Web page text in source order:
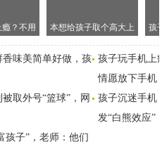
？不用
招，让孩
下手机
本想给孩子取个高大上
名字，没到被取外号“篮
球”，网友：没毛病
孩
在
味美简单好做，孩
孩子玩手机上
情愿放下手机
取外号“篮球”，网
孩子沉迷手机
发“白熊效应”
孩子”，老师：他们